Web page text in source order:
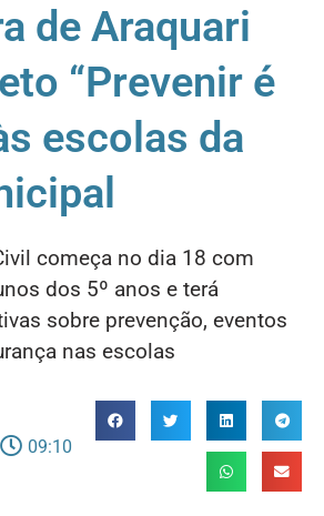
de Araquari
“Prevenir é
escolas da
começa no dia 18 com
dos 5º anos e terá
sobre prevenção, eventos
nas escolas
09:10